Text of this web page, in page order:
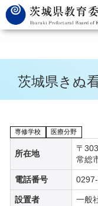
茨城県きぬ
専修学校 医療分野
所在地
〒
常総
電話番号
設置者 一般